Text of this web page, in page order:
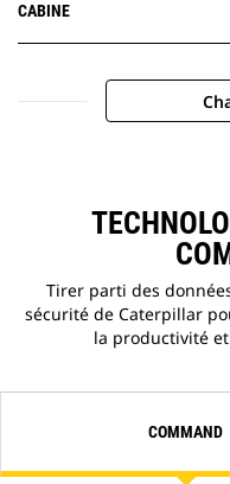
CABINE
Tirer parti des
sécurité de Caterpillar
la productivité
COMMAND